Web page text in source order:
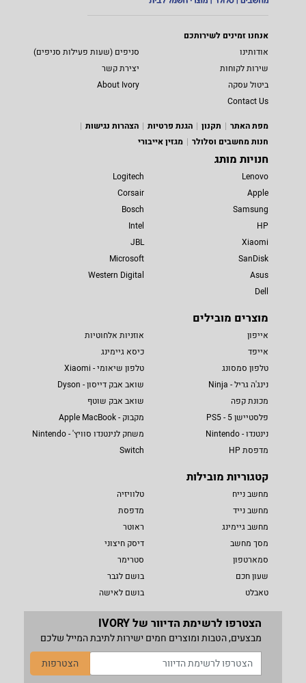
אנחנו זמינים לשירותכם
אודותינו
סניפים (שעות פעילות סניפים)
שירות לקוחות
יצירת קשר
ביטול עסקה
About Ivory
Contact Us
מפת האתר
תקנון הגנת פרטיות
הצהרות נגישות
חנות מחשבים וסלולר
מגזין אייבורי
חנויות מותג
Lenovo
Apple
Samsung
HP
Xiaomi
SanDisk
Asus
Dell
Logitech
Corsair
Bosch
Intel
JBL
Microsoft
Western Digital
מוצרים מובילים
אייפון
אייפד
טלפון סמסונג
נינג'ה גריל - Ninja
מכונת קפה
פלסטיישן 5 - PS5
נינטנדו - Nintendo
מדפסת HP
אוזניות אלחוטיות
כיסא גיימינג
טלפון שיאומי - Xiaomi
שואב אבק דייסון - Dyson
שואב אבק שוטף
מקבוק - Apple MacBook
משחק לנינטנדו סוויץ' - Nintendo
Switch
קטגוריות מובילות
מחשב נייח
מחשב נייד
מחשב גיימינג
מסך מחשב
סמארטפון
שעון חכם
טאבלט
טלוויזיה
מדפסת
ראוטר
דיסק חיצוני
סטרימר
בושם לגבר
בושם לאישה
הצטרפו לרשימת הדיוור של IVORY
מבצעים, הטבות ומוצרים חמים ישירות לתיבת המייל שלכם
הצטרפות